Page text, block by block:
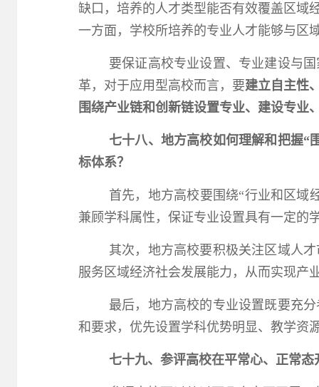
缺口，培养的人才类型能否有效覆盖区域
一方面，学校所培养的专业人才能够与区
要保证高校专业设置、专业建设与
革，对于应用型高校而言，要建立自主性
围绕产业链和创新链设置专业、建设专业
七十八、地方高校如何理解和把握“
标体系？
首先，地方高校要围绕“行业和区域
兼顾学科属性，保证专业设置具有一定的
其次，地方高校要积极关注区域人
服务区域经济社会发展能力，从而实现产
最后，地方高校的专业设置既要充
和要求，优先设置学科优势明显、教学资
七十九、参评高校在平常心、正常